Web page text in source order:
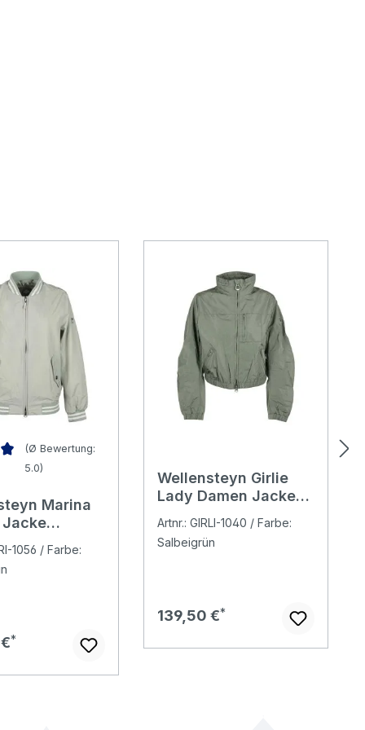
Bewertung von 5 von 5 Sternen
(Ø Bewertung:
5.0)
Marina
Jacke
1056 / Farbe:
Preis:
Wellensteyn Girlie
Lady Damen Jacke
Artnr.: GIRLI-1040 / Farbe:
Salbeigrün
Regulärer Preis:
139,50 €